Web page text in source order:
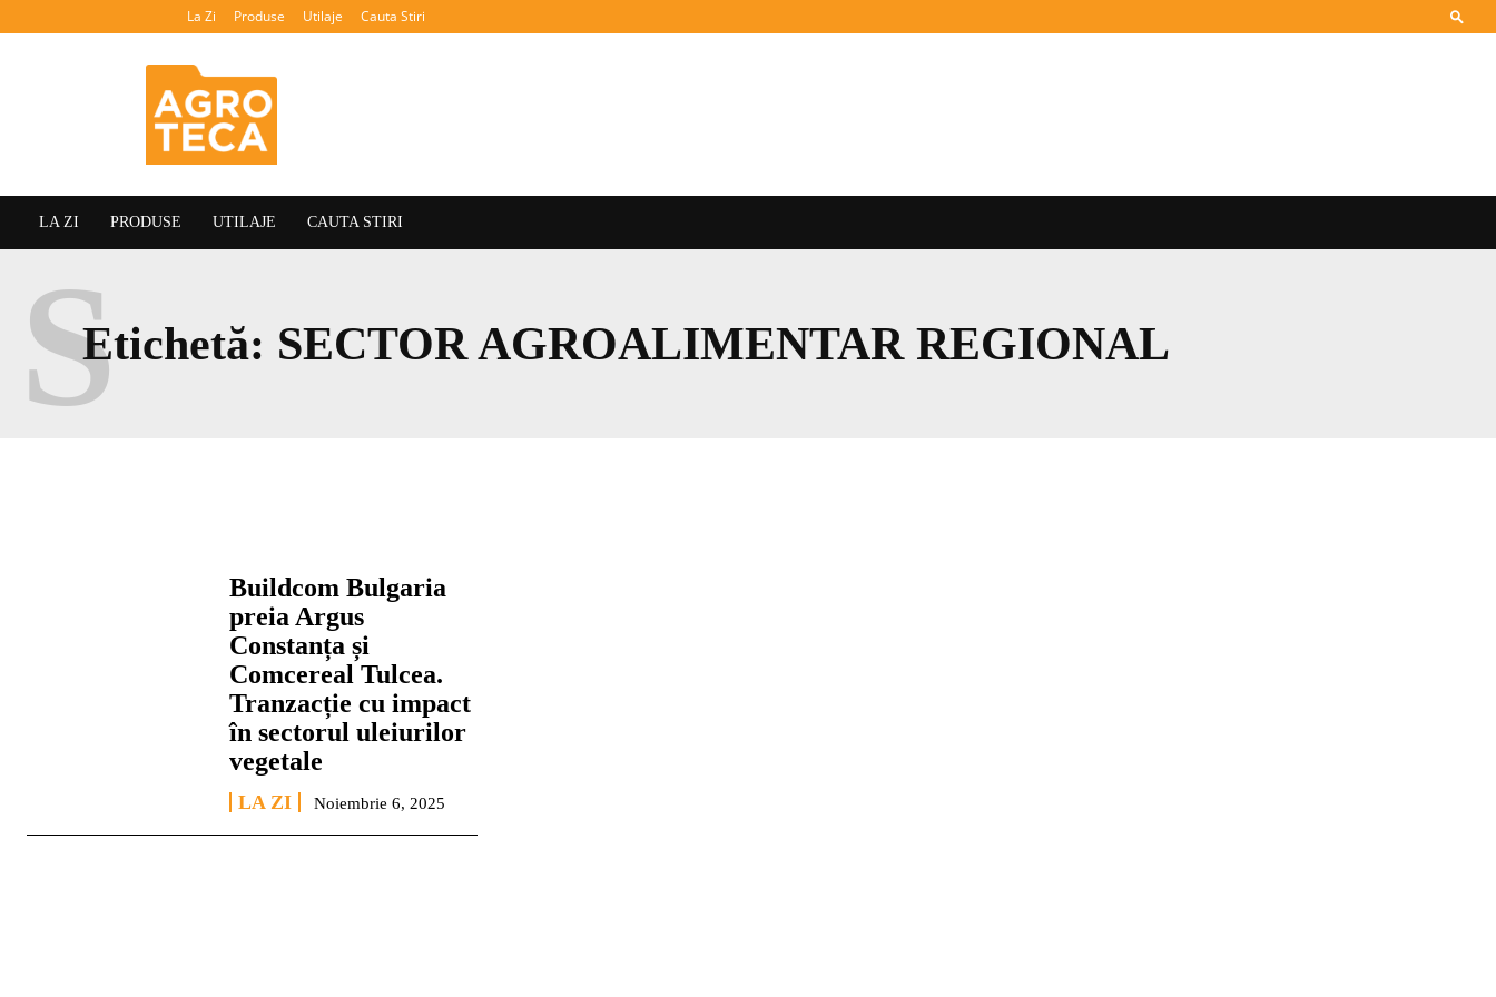
La Zi Produse Utilaje Cauta Stiri
LA ZI PRODUSE UTILAJE CAUTA STIRI
Etichetă: SECTOR AGROALIMENTAR REGIONAL
S
Buildcom Bulgaria
preia Argus
Constanța și
Comcereal Tulcea.
Tranzacție cu impact
în sectorul uleiurilor
vegetale
LA ZI Noiembrie 6, 2025